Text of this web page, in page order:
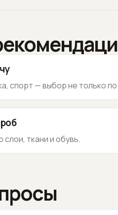
спорт — выбор не только
ткани и обувь.